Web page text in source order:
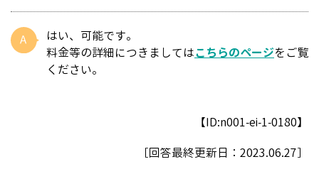
はい、可能です。
料金等の詳細につきましてはこちらのページをご覧
ください。
【ID:n001-ei-1-0180】
［回答最終更新日： 2023.06.27］